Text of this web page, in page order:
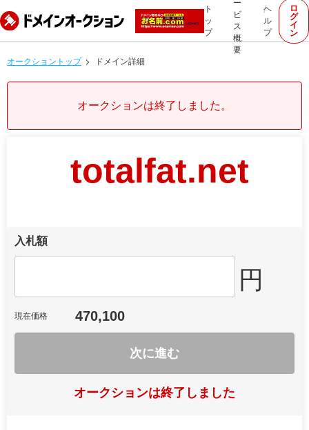
ト
ッ
プ
ー
ビ
ス
概
要
ヘ
ル
プ
ロ
グ
イ
ン
オークショントップ ドメイン詳細
オークションは終了しました。
totalfat.net
入札額
円
現在価格 470,100
次に進む
オークションは終了しました